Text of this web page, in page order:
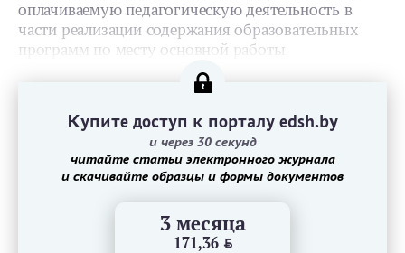
оплачиваемую педагогическую деятельность в
части реализации содержания образовательных
программ по месту основной работы
Купите доступ к порталу edsh.by
и через 30 секунд
читайте статьи электронного журнала
и скачивайте образцы и формы документов
3 месяца
171,36 BYN